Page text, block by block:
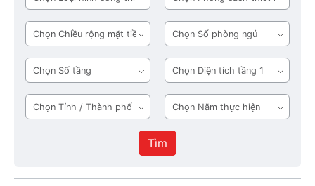
hình
công
trình
cách
thiết
kế
Chiều
rộng
mặt
tiền
Số
phòng
ngủ
Số
tầng
Diện
tích
tầng
1
Tỉnh
/
Năm
thực
hiện
Tìm